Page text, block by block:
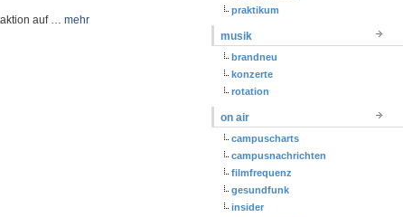
auf … mehr
praktikum
musik
brandneu
konzerte
rotation
on air
campuscharts
campusnachrichten
filmfrequenz
gesundfunk
insider